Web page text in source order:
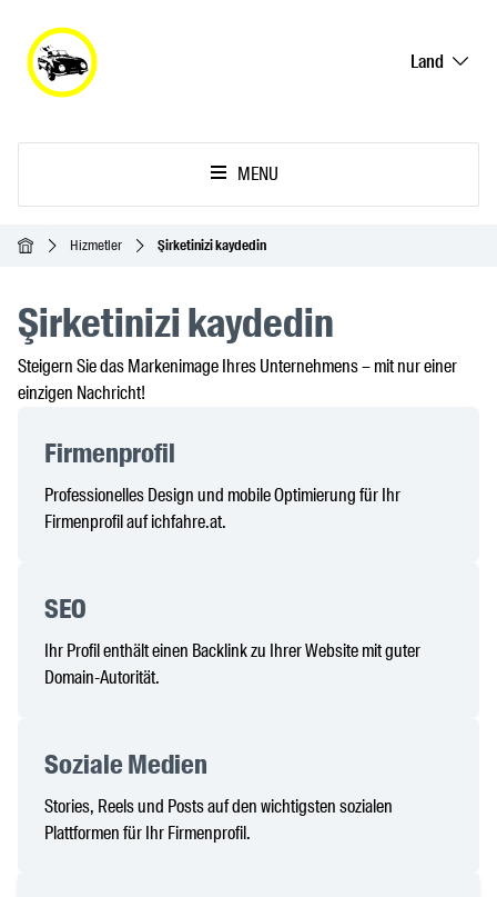
Land
MENU
Ana SayfaHizmetler Şirketinizi kaydedin
Şirketinizi kaydedin
Steigern Sie das Markenimage Ihres Unternehmens – mit nur einer
einzigen Nachricht!
Firmenprofil
Professionelles Design und mobile Optimierung für Ihr
Firmenprofil auf ichfahre.at.
SEO
Ihr Profil enthält einen Backlink zu Ihrer Website mit guter
Domain-Autorität.
Soziale Medien
Stories, Reels und Posts auf den wichtigsten sozialen
Plattformen für Ihr Firmenprofil.